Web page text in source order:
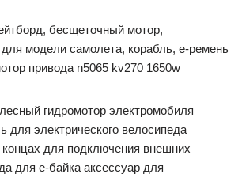
бесщеточный мотор,
для модели самолета, корабль, e-ремень
привода n5065 kv270 1650w